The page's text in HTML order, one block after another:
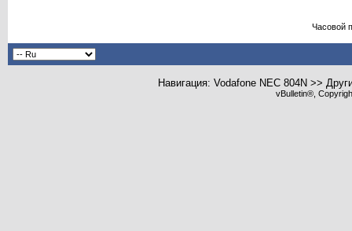
Часовой
Навигация: Vodafone NEC 804N >>
vBulletin®,